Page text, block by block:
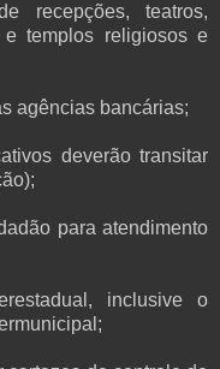
recepções, teatros,
templos religiosos e
agências bancárias;
deverão transitar
para atendimento
inclusive o